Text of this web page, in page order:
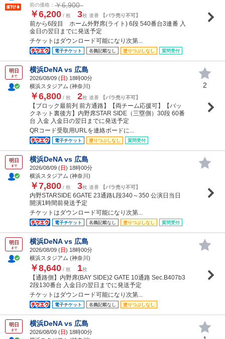
前の価格： ￥6,900
￥6,200 / 枚 3枚 連番 【バラ売り不可】
前から6段目 ホーム外野席(ライト) 6段 540番台3連番 入
金日の翌日までに発送予定
チケットはダウンロード可能になり次第...
電子チケット 名義記載なし 塗りつぶしなし 質問受付
明日
まで
横浜DeNA vs 広島
2026/08/09 (日) 18時00分
横浜スタジアム (神奈川)
￥6,800 / 枚 2枚 連番 【バラ売り不可】
【ブロック最前列 前方通路】【両チーム応援可】【バッ
クネット裏後方】内野席STAR SIDE（三塁側）30段 60番
台 入金 入金日の翌日までに発送予定
QRコード受取用URLを連絡ボードに...
電子チケット 塗りつぶしなし 質問受付
2
明日
まで
横浜DeNA vs 広島
2026/08/09 (日) 18時00分
横浜スタジアム (神奈川)
￥7,800 / 枚 3枚 連番 【バラ売り不可】
内野STARSIDE 6GATE 23通路L段340～350 公演日当日
開演1時間前発送予定
チケットはダウンロード可能になり次第...
電子チケット 名義記載なし 塗りつぶしなし 質問受付
明日
まで
横浜DeNA vs 広島
2026/08/09 (日) 18時00分
横浜スタジアム (神奈川)
￥8,640 / 枚 1枚
【通路側】内野席(BAY SIDE)2 GATE 10通路 Sec.B407b3
2段130番台 入金日の翌日までに発送予定
チケットはダウンロード可能になり次第...
電子チケット 名義記載なし 塗りつぶしなし
明日
まで
横浜DeNA vs 広島
2026/08/09 (日) 18時00分